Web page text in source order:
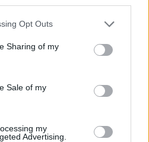
app uses one or more Google
behaviour. You may click to
and its third-party tags to
purposes in below Google
Opt Outs
Sharing of my
Sale of my
my
Advertising.
del matrimonio», «Fran allo
di Hanukkah») – 1999
dei dolori») – 1999
cieco») – 2001
A OZ